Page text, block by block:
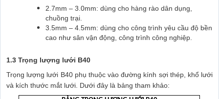
2.7mm – 3.0mm: dùng cho hàng rào dân dụng,
chuồng trại.
3.5mm – 4.5mm: dùng cho công trình yêu cầu độ bền
cao như sân vận động, công trình công nghiệp.
1.3 Trọng lượng lưới B40
Trọng lượng lưới B40 phụ thuộc vào đường kính sợi thép, khổ lưới
và kích thước mắt lưới. Dưới đây là bảng tham khảo: